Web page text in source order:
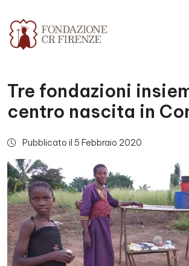
Tre fondazioni
centro nascita in
Pubblicato il 5 Febbraio 2020